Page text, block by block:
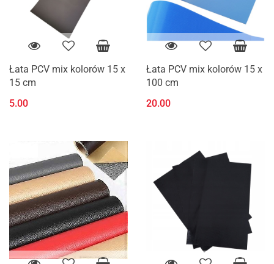
Łata PCV mix kolorów 15 x
15 cm
5.00
Łata PCV mix kolorów 15 x
100 cm
20.00